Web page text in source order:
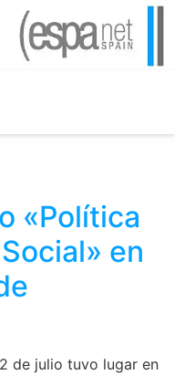
«Política
en
de julio tuvo lugar en